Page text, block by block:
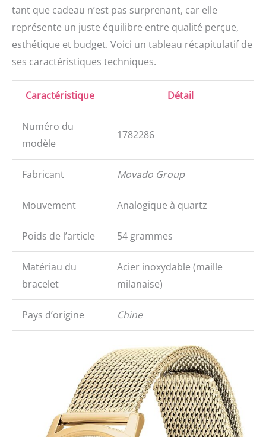
tant que cadeau n’est pas surprenant, car elle
représente un juste équilibre entre qualité perçue,
esthétique et budget. Voici un tableau récapitulatif de
ses caractéristiques techniques.
Caractéristique Détail
Numéro du
modèle
1782286
Fabricant Movado Group
Mouvement Analogique à quartz
Poids de l’article 54 grammes
Matériau du
bracelet
Acier inoxydable (maille
milanaise)
Pays d’origine Chine